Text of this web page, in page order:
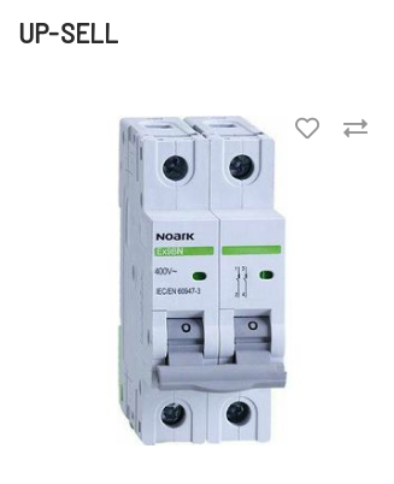
UP-SELL